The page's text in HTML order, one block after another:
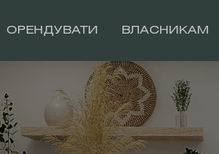
ОРЕНДУВАТИ ВЛАСНИКАМ